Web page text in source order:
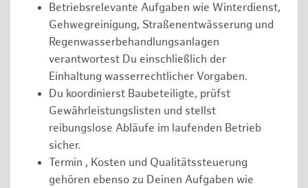
Betriebsrelevante Aufgaben wie Winterdienst,
Gehwegreinigung, Straßenentwässerung und
Regenwasserbehandlungsanlagen
verantwortest Du einschließlich der
Einhaltung wasserrechtlicher Vorgaben.
Du koordinierst Baubeteiligte, prüfst
Gewährleistungslisten und stellst
reibungslose Abläufe im laufenden Betrieb
sicher.
Termin , Kosten und Qualitätssteuerung
gehören ebenso zu Deinen Aufgaben wie